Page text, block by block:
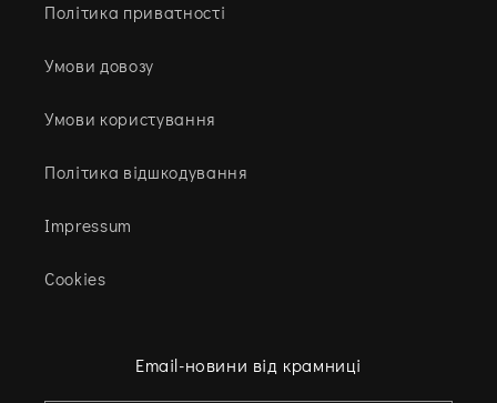
Політика приватності
Умови довозу
Умови користування
Політика відшкодування
Impressum
Cookies
Email-новини від крамниці